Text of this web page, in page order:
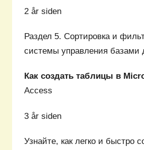
2 år siden
Раздел 5. Сортировка и
системы управления базами
Как создать таблицы в
Access
3 år siden
Узнайте, как легко и быстро